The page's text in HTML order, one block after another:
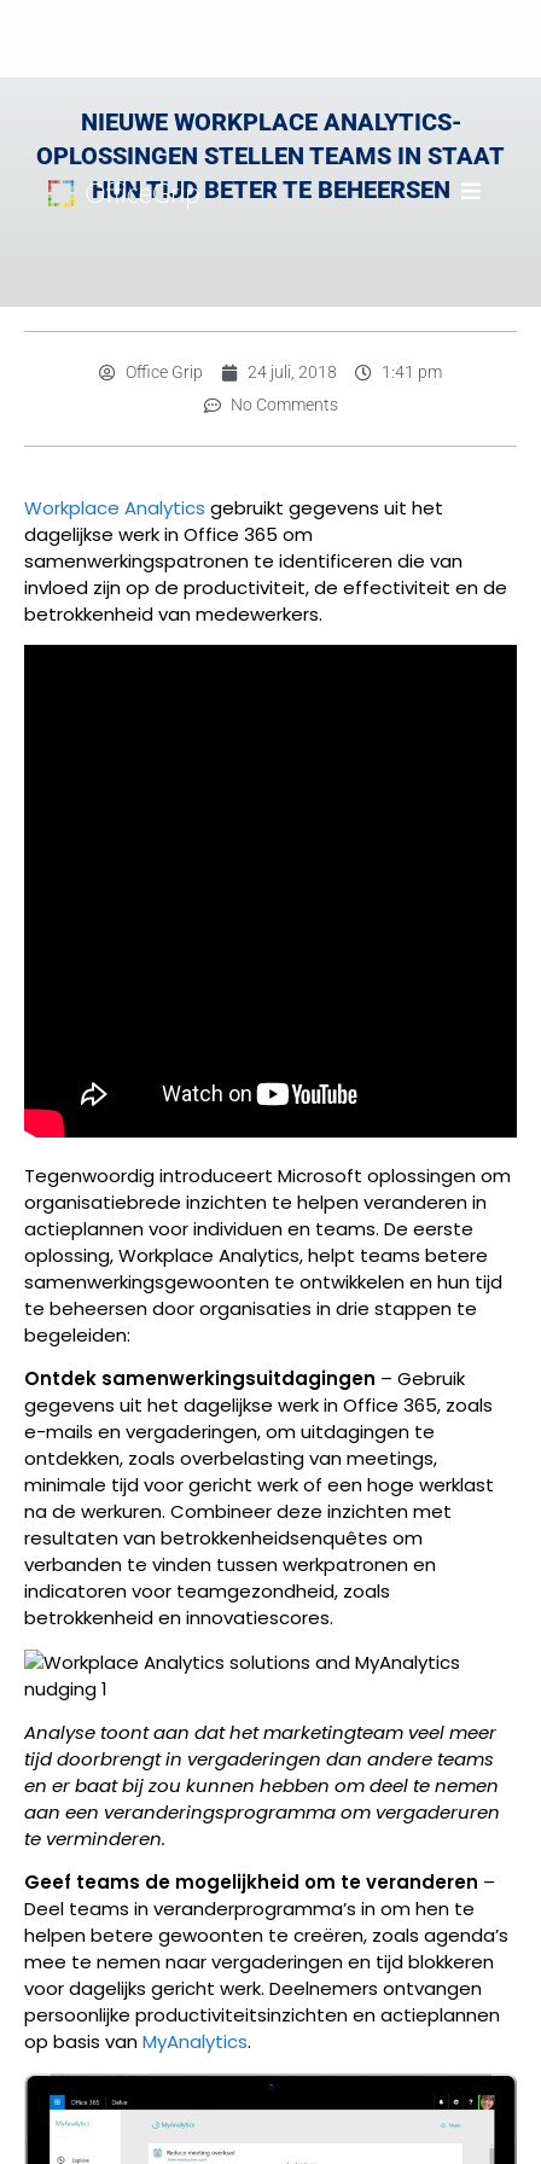
NIEUWE WORKPLACE ANALYTICS-
OPLOSSINGEN STELLEN TEAMS IN STAAT
HUN TIJD BETER TE BEHEERSEN
Office Grip 24 juli, 2018
1:41 pm
No Comments
Workplace Analytics gebruikt gegevens uit het
dagelijkse werk inOffice 365 om
samenwerkingspatronen te identificeren die van
invloed zijn op de productiviteit, de effectiviteit en de
betrokkenheid van medewerkers.
Tegenwoordig introduceert Microsoft oplossingen om
organisatiebrede inzichten te helpen veranderen in
actieplannen voor individuen en teams. De eerste
oplossing,Workplace Analytics,helpt teams betere
samenwerkingsgewoonten te ontwikkelen en hun tijd
te beheersen door organisaties in drie stappen te
begeleiden:
Ontdek samenwerkingsuitdagingen – Gebruik
gegevens uit het dagelijkse werk inOffice 365, zoals
e-mails en vergaderingen, om uitdagingen te
ontdekken, zoals overbelasting van meetings,
minimale tijd voor gericht werk of een hoge werklast
na de werkuren. Combineer deze inzichten met
resultaten van betrokkenheidsenquêtes om
verbanden te vinden tussen werkpatronen en
indicatoren voor teamgezondheid, zoals
betrokkenheid en innovatiescores.
Analyse toont aan dat het marketingteam veel meer
tijd doorbrengt in vergaderingen dan andere teams
en er baat bij zou kunnen hebben om deel te nemen
aan een veranderingsprogramma om vergaderuren
te verminderen.
Geef teams de mogelijkheid om te veranderen –
Deel teams in veranderprogramma’s in om hen te
helpen betere gewoonten te creëren, zoals agenda’s
mee te nemen naar vergaderingen en tijd blokkeren
voor dagelijks gericht werk. Deelnemers ontvangen
persoonlijke productiviteitsinzichten en actieplannen
op basis vanMyAnalytics.